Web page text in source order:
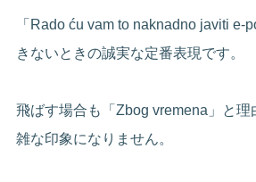
「Rado ću vam to naknadno javiti e-
きないときの誠実な定番表現です。
飛ばす場合も「Zbog vremena」と理
雑な印象になりません。